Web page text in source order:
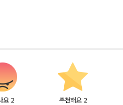
요 2 추천해요 2